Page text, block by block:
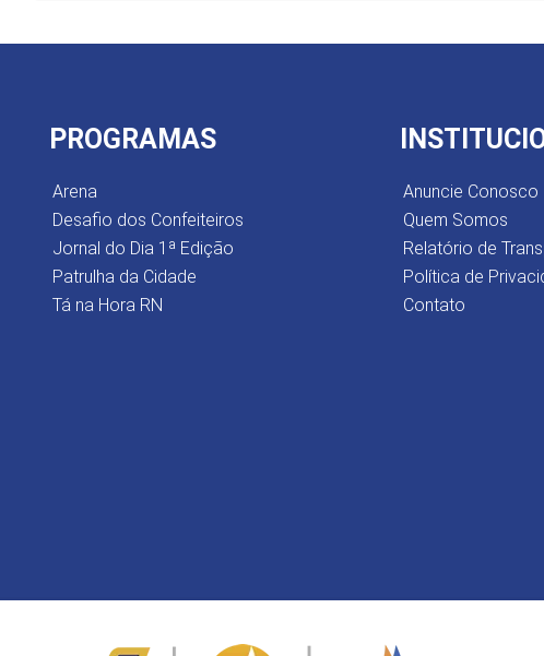
PROGRAMAS
Arena
Desafio dos Confeiteiros
Jornal do Dia 1ª Edição
Patrulha da Cidade
Tá na Hora RN
Anuncie Conosco
Quem Somos
Relatório de
Política de
Contato